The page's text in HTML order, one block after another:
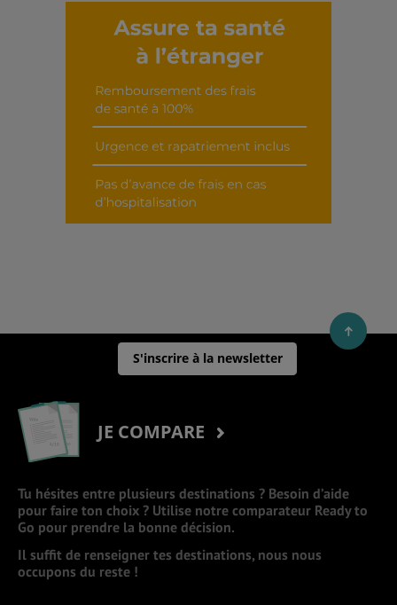
Découvrir cet interview
S'inscrire à la newsletter
JE COMPARE
Tu hésites entre plusieurs destinations ? Besoin d’aide
pour faire ton choix ? Utilise notre comparateur Ready to
Go pour prendre la bonne décision.
Il suffit de renseigner tes destinations, nous nous
occupons du reste !